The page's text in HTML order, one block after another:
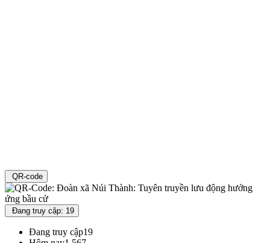
QR-code
Đang truy cập: 19
Đang truy cập19